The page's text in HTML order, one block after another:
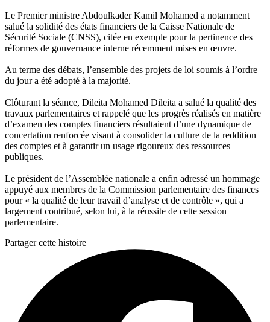
Le Premier ministre Abdoulkader Kamil Mohamed a notamment
salué la solidité des états financiers de la Caisse Nationale de
Sécurité Sociale (CNSS), citée en exemple pour la pertinence des
réformes de gouvernance interne récemment mises en œuvre.
Au terme des débats, l’ensemble des projets de loi soumis à l’ordre
du jour a été adopté à la majorité.
Clôturant la séance, Dileita Mohamed Dileita a salué la qualité des
travaux parlementaires et rappelé que les progrès réalisés en matière
d’examen des comptes financiers résultaient d’une dynamique de
concertation renforcée visant à consolider la culture de la reddition
des comptes et à garantir un usage rigoureux des ressources
publiques.
Le président de l’Assemblée nationale a enfin adressé un hommage
appuyé aux membres de la Commission parlementaire des finances
pour « la qualité de leur travail d’analyse et de contrôle », qui a
largement contribué, selon lui, à la réussite de cette session
parlementaire.
Partager cette histoire